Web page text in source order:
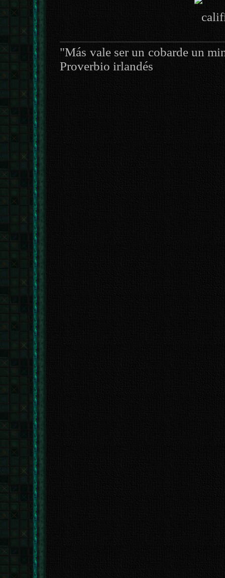
"Más vale ser un cobarde un
Proverbio irlandés